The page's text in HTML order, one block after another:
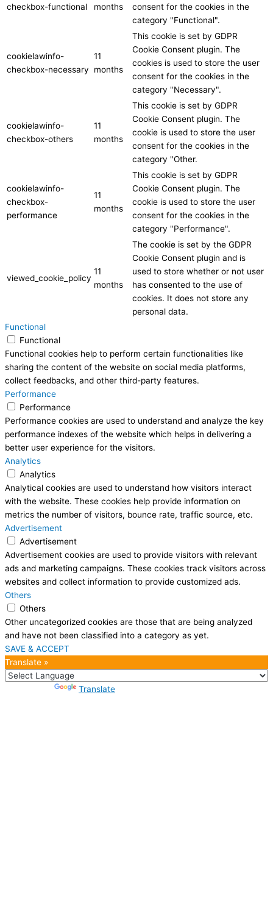
checkbox-functional months
consent for the cookies in the
category "Functional".
cookielawinfo-
checkbox-necessary
11
months
This cookie is set by GDPR
Cookie Consent plugin. The
cookies is used to store the user
consent for the cookies in the
category "Necessary".
cookielawinfo-
checkbox-others
11
months
This cookie is set by GDPR
Cookie Consent plugin. The
cookie is used to store the user
consent for the cookies in the
category "Other.
cookielawinfo-
checkbox-
performance
11
months
This cookie is set by GDPR
Cookie Consent plugin. The
cookie is used to store the user
consent for the cookies in the
category "Performance".
viewed_cookie_policy
11
months
The cookie is set by the GDPR
Cookie Consent plugin and is
used to store whether or not user
has consented to the use of
cookies. It does not store any
personal data.
Functional
Functional
Functional cookies help to perform certain functionalities like
sharing the content of the website on social media platforms,
collect feedbacks, and other third-party features.
Performance
Performance
Performance cookies are used to understand and analyze the key
performance indexes of the website which helps in delivering a
better user experience for the visitors.
Analytics
Analytics
Analytical cookies are used to understand how visitors interact
with the website. These cookies help provide information on
metrics the number of visitors, bounce rate, traffic source, etc.
Advertisement
Advertisement
Advertisement cookies are used to provide visitors with relevant
ads and marketing campaigns. These cookies track visitors across
websites and collect information to provide customized ads.
Others
Others
Other uncategorized cookies are those that are being analyzed
and have not been classified into a category as yet.
SAVE & ACCEPT
Translate »
Translate